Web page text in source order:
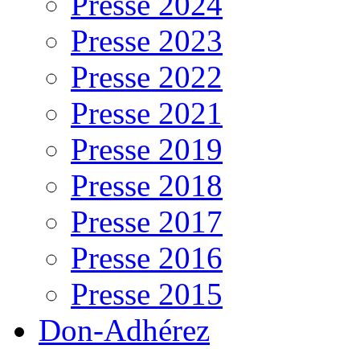
Presse 2023
Presse 2022
Presse 2021
Presse 2019
Presse 2018
Presse 2017
Presse 2016
Presse 2015
Don-Adhérez